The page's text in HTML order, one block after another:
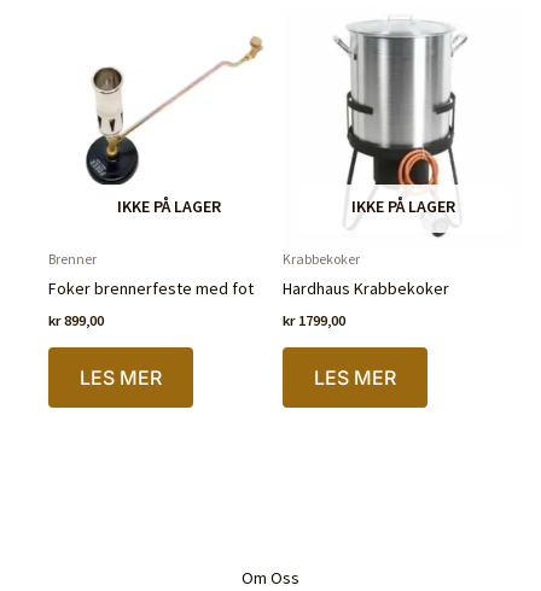
IKKE PÅ LAGER
Brenner
Foker brennerfeste med fot
kr899,00
LES MER
IKKE PÅ LAGER
Krabbekoker
Hardhaus Krabbekoker
kr1799,00
LES MER
Om Oss